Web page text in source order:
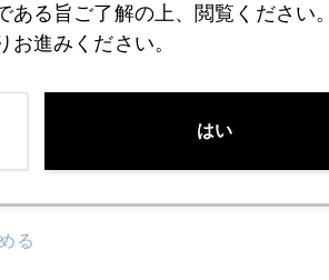
」のシナリオ
ウン、金価格も「とばっちり」
る
る旨ご了解の上、閲覧ください。
進みください。
はい